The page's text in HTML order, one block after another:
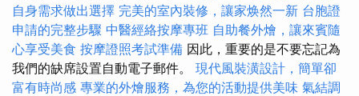
自身需求做出選擇 完美的室內裝修，讓家焕然一新 台胞證
申請的完整步驟 中醫經絡按摩專班 自助餐外燴，讓來賓隨
心享受美食 按摩證照考試準備 因此，重要的是不要忘記為
我們的缺席設置自動電子郵件。 現代風裝潢設計，簡單卻
富有時尚感 專業的外燴服務，為您的活動提供美味 氣結調